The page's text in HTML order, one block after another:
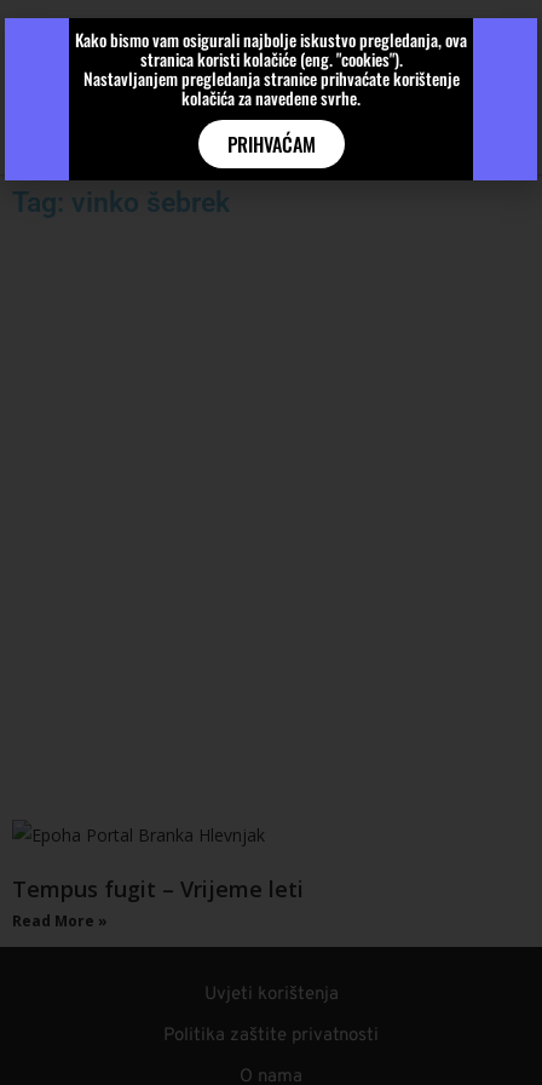
Tag: vinko šebrek
Tempus fugit – Vrijeme leti
Read More »
Uvjeti korištenja
Politika zaštite privatnosti
O nama
Kako bismo vam osigurali najbolje iskustvo pregledanja, ova
stranica koristi kolačiće (eng. "cookies").
Nastavljanjem pregledanja stranice prihvaćate korištenje
kolačića za navedene svrhe.
PRIHVAĆAM